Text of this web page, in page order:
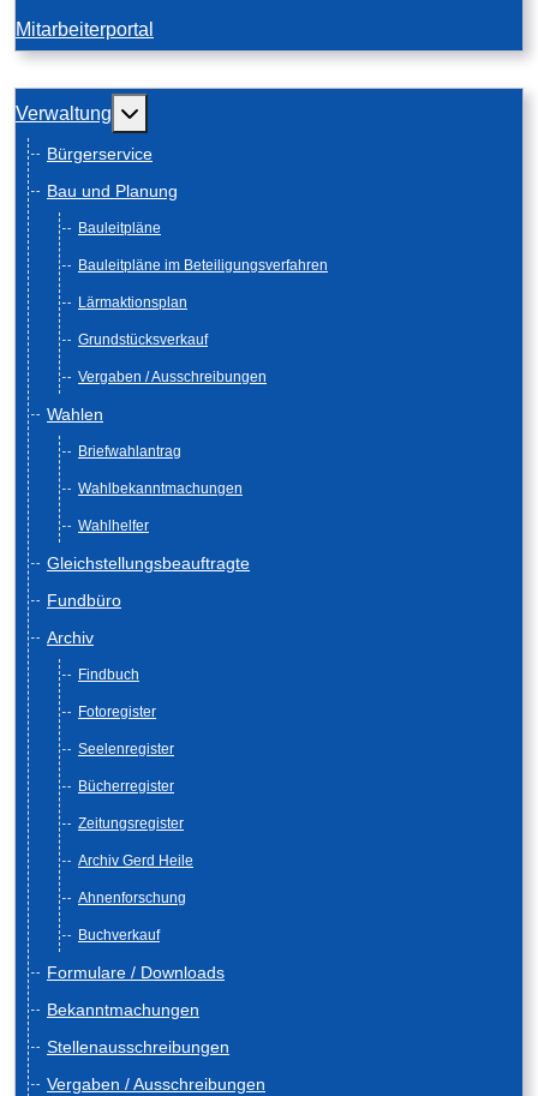
Mitarbeiterportal
Verwaltung Weitere Informationen: Verwaltung
Bürgerservice
Bau und Planung
Bauleitpläne
Bauleitpläne im Beteiligungsverfahren
Lärmaktionsplan
Grundstücksverkauf
Vergaben / Ausschreibungen
Wahlen
Briefwahlantrag
Wahlbekanntmachungen
Wahlhelfer
Gleichstellungsbeauftragte
Fundbüro
Archiv
Findbuch
Fotoregister
Seelenregister
Bücherregister
Zeitungsregister
Archiv Gerd Heile
Ahnenforschung
Buchverkauf
Formulare / Downloads
Bekanntmachungen
Stellenausschreibungen
Vergaben / Ausschreibungen